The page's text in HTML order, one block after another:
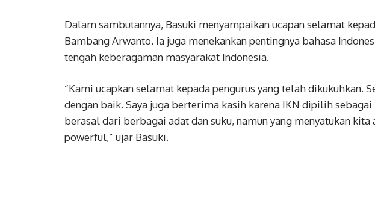
Dalam sambutannya, Basuki menyampaikan ucapan selamat
Bambang Arwanto. Ia juga menekankan pentingnya bahasa
tengah keberagaman masyarakat Indonesia.
“Kami ucapkan selamat kepada pengurus yang telah dikukuhkan.
dengan baik. Saya juga berterima kasih karena IKN dipilih
berasal dari berbagai adat dan suku, namun yang menyatukan
powerful,” ujar Basuki.